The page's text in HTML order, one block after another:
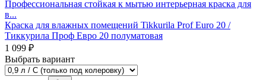
Профессиональная стойкая к мытью интерьерная краска для
в...
Краска для влажных помещений Tikkurila Prof Euro 20 /
Тиккурила Проф Евро 20 полуматовая
1 099 ₽
Выбрать вариант